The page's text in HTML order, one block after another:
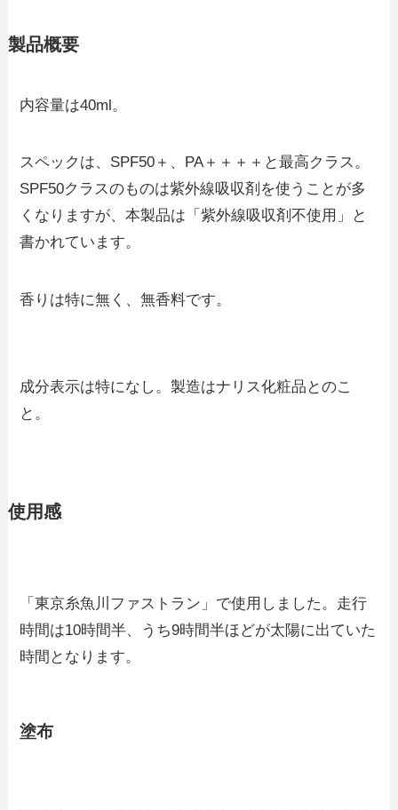
製品概要
内容量は40ml。
スペックは、SPF50＋、PA＋＋＋＋と最高クラス。
SPF50クラスのものは紫外線吸収剤を使うことが多
くなりますが、本製品は「紫外線吸収剤不使用」と
書かれています。
香りは特に無く、無香料です。
成分表示は特になし。製造はナリス化粧品とのこ
と。
使用感
「東京糸魚川ファストラン」で使用しました。走行
時間は10時間半、うち9時間半ほどが太陽に出ていた
時間となります。
塗布